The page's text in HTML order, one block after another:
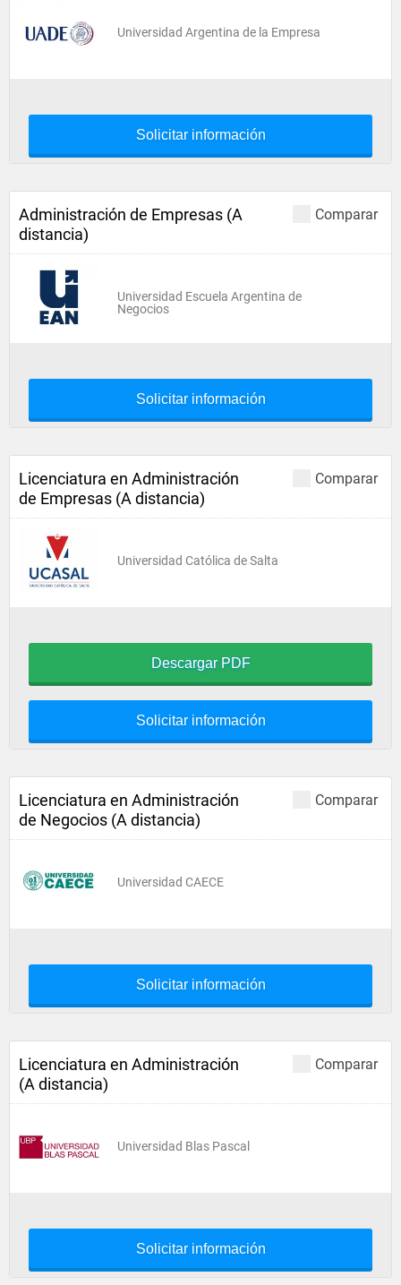
Universidad Argentina de la Empresa
Solicitar información
Comparar
Administración de Empresas (A
distancia)
Universidad Escuela Argentina de
Negocios
Solicitar información
Comparar
Licenciatura en Administración
de Empresas (A distancia)
Universidad Católica de Salta
Descargar PDF
Solicitar información
Comparar
Licenciatura en Administración
de Negocios (A distancia)
Universidad CAECE
Solicitar información
Comparar
Licenciatura en Administración
(A distancia)
Universidad Blas Pascal
Solicitar información